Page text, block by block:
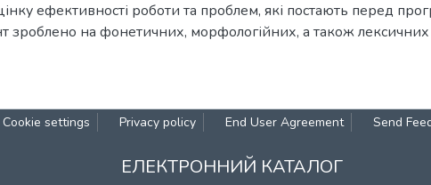
ефективності роботи та проблем, які постають перед
зроблено на фонетичних, морфологійних, а також лексичних
тексту. З’ясовано перспективи використання ASR-
Cookie settings Privacy policy End User Agreement Send
ЕЛЕКТРОННИЙ КАТАЛОГ